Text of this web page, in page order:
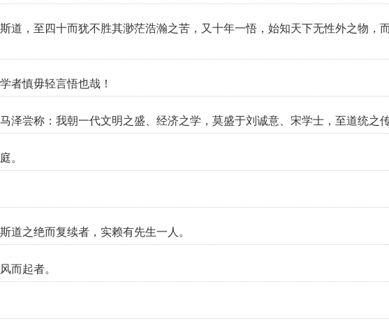
道，至四十而犹不胜其渺茫浩瀚之苦，又十年一悟，始知天下无性外之物，
者慎毋轻言悟也哉！
泽尝称：我朝一代文明之盛、经济之学，莫盛于刘诚意、宋学士，至道统之
。
道之绝而复续者，实赖有先生一人。
而起者。